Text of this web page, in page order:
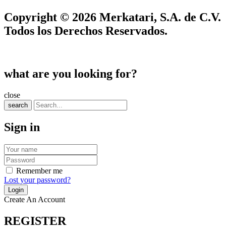
Copyright © 2026 Merkatari, S.A. de C.V.
Todos los Derechos Reservados.
what are you looking for?
close
search
Sign in
Remember me
Lost your password?
Create An Account
REGISTER